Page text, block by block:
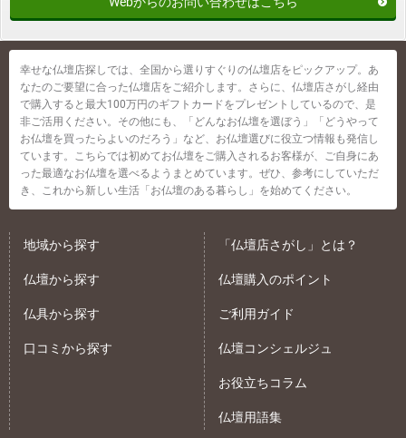
幸せな仏壇店探しでは、全国から選りすぐりの仏壇店をピックアップ。あ
なたのご要望に合った仏壇店をご紹介します。さらに、仏壇店さがし経由
で購入すると最大100万円のギフトカードをプレゼントしているので、是
非ご活用ください。その他にも、「どんなお仏壇を選ぼう」「どうやって
お仏壇を買ったらよいのだろう」など、お仏壇選びに役立つ情報も発信し
ています。こちらでは初めてお仏壇をご購入されるお客様が、ご自身にあ
った最適なお仏壇を選べるようまとめています。ぜひ、参考にしていただ
き、これから新しい生活「お仏壇のある暮らし」を始めてください。
地域から探す
仏壇から探す
仏具から探す
口コミから探す
「仏壇店さがし」とは？
仏壇購入のポイント
ご利用ガイド
仏壇コンシェルジュ
お役立ちコラム
仏壇用語集